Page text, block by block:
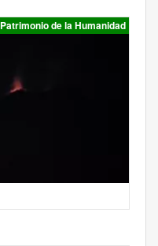
Patrimonio de la Humanidad